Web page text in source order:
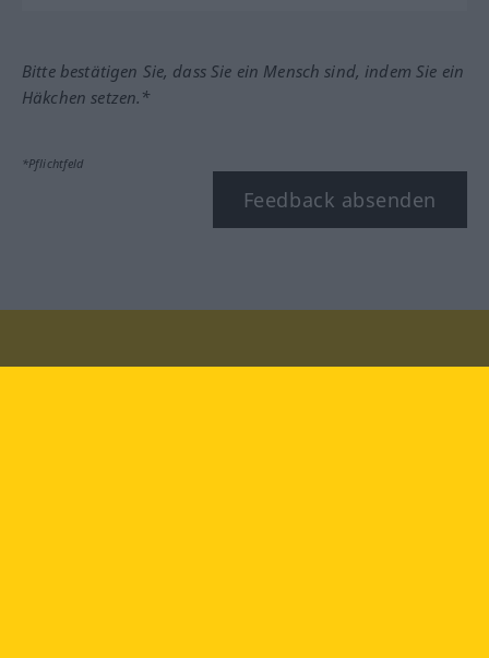
Bitte bestätigen Sie, dass Sie ein Mensch sind, indem Sie ein
Häkchen setzen.*
*Pflichtfeld
Feedback absenden